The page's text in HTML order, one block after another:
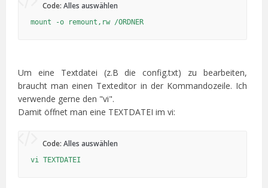
Code: Alles auswählen
mount -o remount,rw /ORDNER
Um eine Textdatei (z.B die config.txt) zu bearbeiten,
braucht man einen Texteditor in der Kommandozeile. Ich
verwende gerne den "vi".
Damit öffnet man eine TEXTDATEI im vi:
Code: Alles auswählen
vi TEXTDATEI